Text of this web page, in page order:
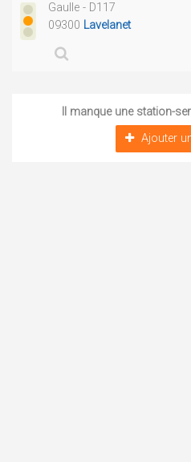
Gaulle - D117
09300 Lavelanet
Il manque une station-
Ajouter